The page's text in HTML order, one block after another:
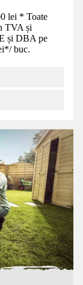
lei * Toate
TVA și
și DBA pe
*/ buc.